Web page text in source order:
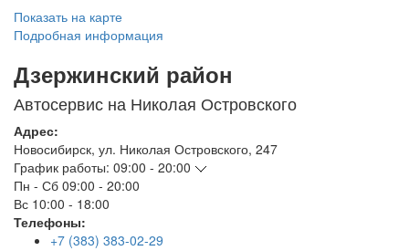
Показать на карте
Подробная информация
Дзержинский район
Автосервис на Николая Островского
Адрес:
Новосибирск, ул. Николая Островского, 247
График работы: 09:00 - 20:00
Пн - Сб 09:00 - 20:00
Вс 10:00 - 18:00
Телефоны:
+7 (383) 383-02-29